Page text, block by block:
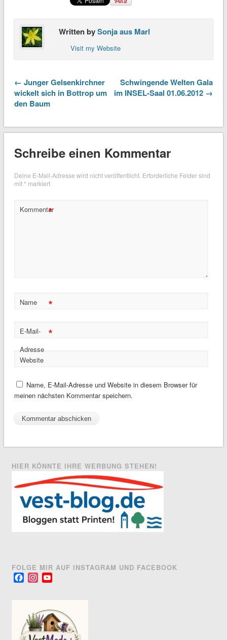
Written bySonja aus Marl
Visit my Website
← Junger Gelsenkirchner
wickelt sich in Bottrop um
den Baum
Schwingende Welten Gala
im INSEL-Saal 01.06.2012 →
Schreibe einen Kommentar
Deine E-Mail-Adresse wird nicht veröffentlicht. Erforderliche Felder sind
mit* markiert
Kommentar
*
Name *
E-Mail-
Adresse
*
Website
Name, E-Mail-Adresse und Website in diesem Browser für
meinen nächsten Kommentar speichern.
HIER KÖNNTE IHRE WERBUNG STEHEN!
FOLGE MIR AUF INSTAGRAM UND FACEBOOK
FacebookInstagram